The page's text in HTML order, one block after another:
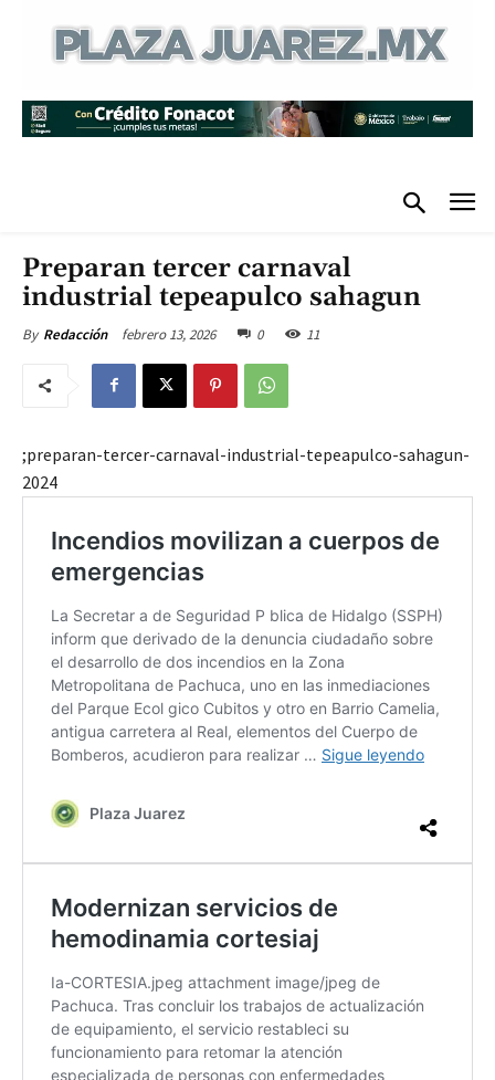
Preparan tercer carnaval
industrial tepeapulco sahagun
By Redacción febrero 13, 2026 0 11
;preparan-tercer-carnaval-industrial-tepeapulco-sahagun-
2024